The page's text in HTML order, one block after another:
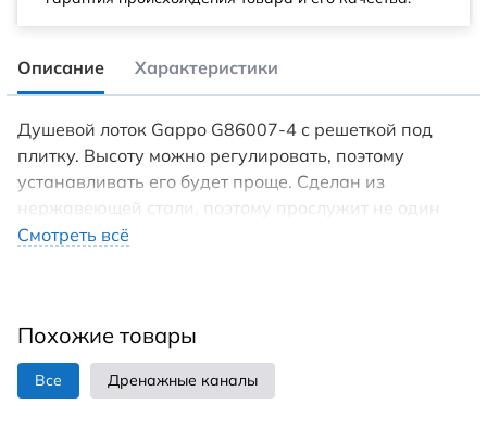
Описание Характеристики
Душевой лоток Gappo G86007-4 с решеткой под
плитку. Высоту можно регулировать, поэтому
устанавливать его будет проще. Сделан из
нержавеющей стали, поэтому прослужит не один
десяток лет. Гидрозатвор — комбинированный, так
решение для установки как дома так и в
общественных местах.
Смотреть всё
Похожие товары
Все Дренажные каналы